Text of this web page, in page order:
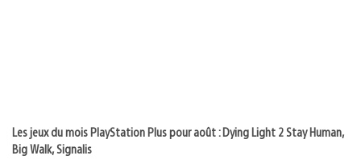
Les jeux du mois PlayStation Plus pour août : Dying Light 2 Stay Human,
Big Walk, Signalis